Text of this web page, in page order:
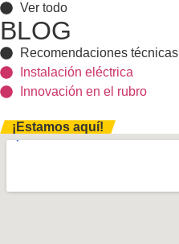
Ver todo
BLOG
Recomendaciones técnicas
Instalación eléctrica
Innovación en el rubro
¡Estamos aquí!